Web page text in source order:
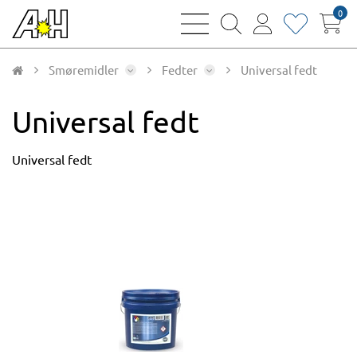
bars
magnifying
user
heart0
Smøremidler Fedter Universal fedt
Universal fedt
Universal fedt